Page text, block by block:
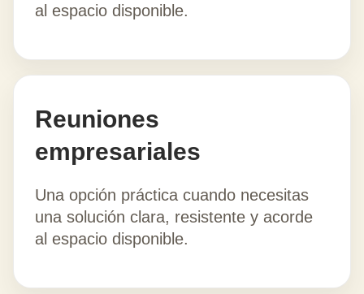
al espacio disponible.
Reuniones
empresariales
Una opción práctica cuando necesitas
una solución clara, resistente y acorde
al espacio disponible.